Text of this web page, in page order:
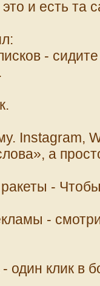
и есть та
-
Instagram,
а
ракеты -
-
один клик в